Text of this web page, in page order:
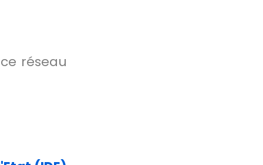
réseau